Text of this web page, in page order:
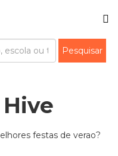
festas de verao?